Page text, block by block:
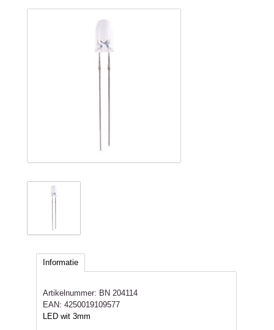
Informatie
Artikelnummer: BN 204114
EAN: 4250019109577
LED wit 3mm